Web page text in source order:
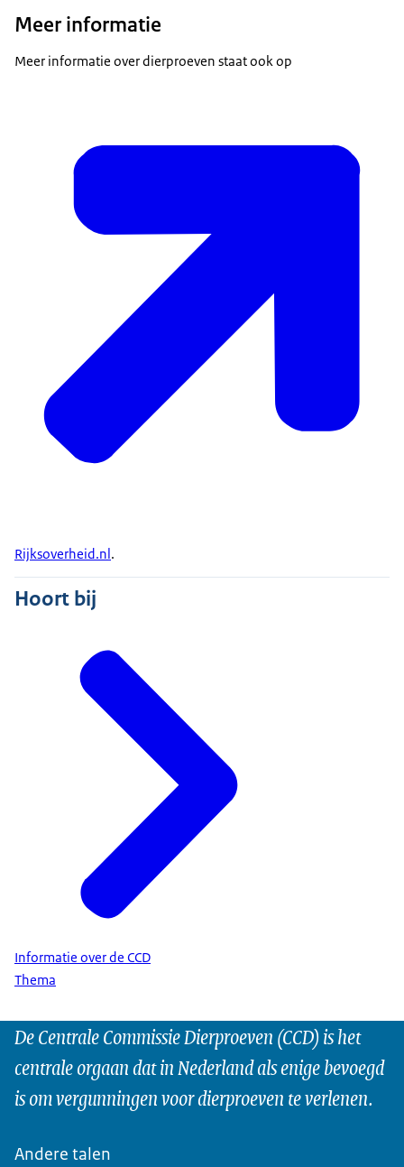
Meer informatie
Meer informatie over dierproeven staat ook op
Rijksoverheid.nl.
Hoort bij
Informatie over de CCD
Thema
De Centrale Commissie Dierproeven (CCD) is het
centrale orgaan dat in Nederland als enige bevoegd
is om vergunningen voor dierproeven te verlenen.
Andere talen